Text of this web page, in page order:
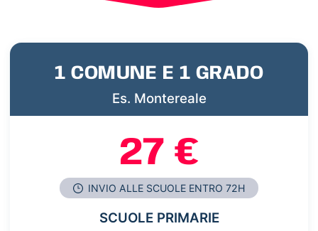
1 COMUNE E 1 GRADO
Es. Montereale
27 €
INVIO ALLE SCUOLE ENTRO 72H
SCUOLE PRIMARIE